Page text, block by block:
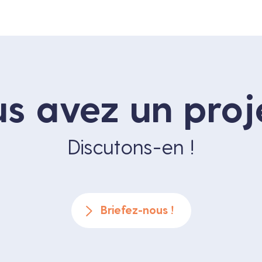
avez un
Discutons-en !
Briefez-nous !